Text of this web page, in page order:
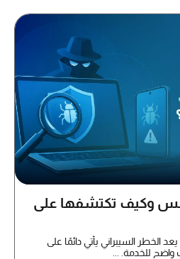
وكيف تكتشفها على
الخطر السيبراني يأتي دائمًا على
للخدمة. ...